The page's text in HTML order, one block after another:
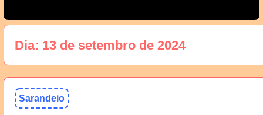
Dia: 13 de setembro de 2024
Sarandeio